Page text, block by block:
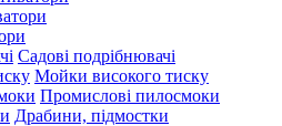
Садові подрібнювачі
Мойки високого тиску
Промислові пилосмоки
Драбини, підмостки